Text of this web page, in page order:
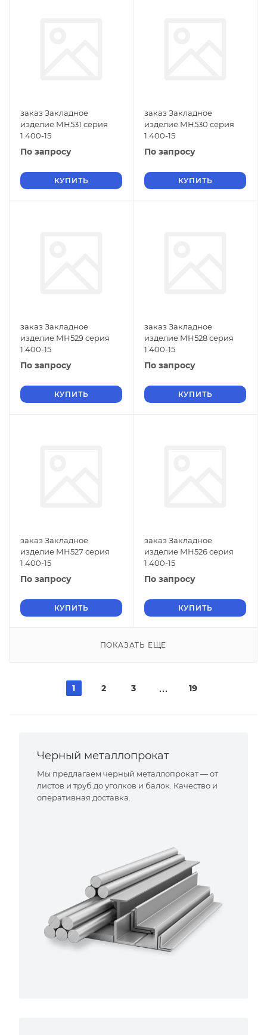
заказ Закладное
изделие МН531 серия
1.400-15
По запросу
КУПИТЬ
заказ Закладное
изделие МН530 серия
1.400-15
По запросу
КУПИТЬ
заказ Закладное
изделие МН529 серия
1.400-15
По запросу
КУПИТЬ
заказ Закладное
изделие МН528 серия
1.400-15
По запросу
КУПИТЬ
заказ Закладное
изделие МН527 серия
1.400-15
По запросу
КУПИТЬ
заказ Закладное
изделие МН526 серия
1.400-15
По запросу
КУПИТЬ
ПОКАЗАТЬ ЕЩЕ
1 2 3 19
Черный металлопрокат
Мы предлагаем черный металлопрокат — от
листов и труб до уголков и балок. Качество и
оперативная доставка.